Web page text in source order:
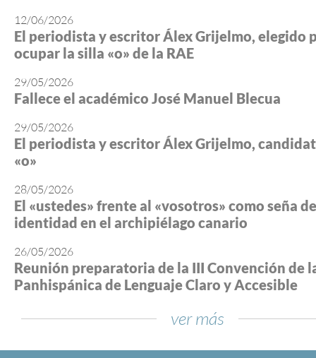
12/06/2026
El periodista y escritor Álex Grijelmo, elegido
ocupar la silla «o» de la RAE
29/05/2026
Fallece el académico José Manuel Blecua
29/05/2026
El periodista y escritor Álex Grijelmo,
«o»
28/05/2026
El «ustedes» frente al «vosotros» como seña de
identidad en el archipiélago canario
26/05/2026
Reunión preparatoria de la III Convención de
Panhispánica de Lenguaje Claro y Accesible
ver más